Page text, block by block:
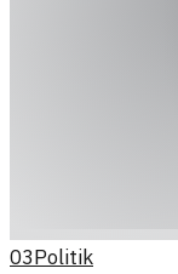
03Politik